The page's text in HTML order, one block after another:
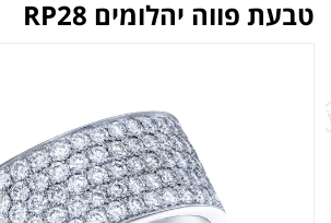
טבעת פווה יהלומים RP28